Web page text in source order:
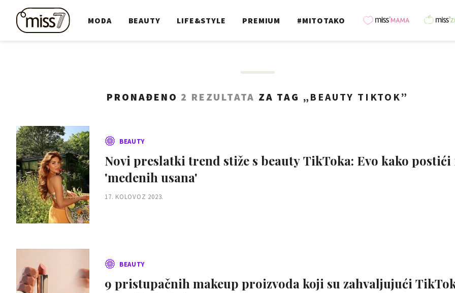
MODA BEAUTY LIFE&STYLE PREMIUM #MITOTAKO
PRONAĐENO 2 REZULTATA ZA TAG „ BEAUTY TIKTOK”
BEAUTY
Novi preslatki trend stiže s beauty TikToka: Evo kako
'medenih usana'
17. KOLOVOZ 2023.
BEAUTY
9 pristupačnih makeup proizvoda koji su zahvaljujući